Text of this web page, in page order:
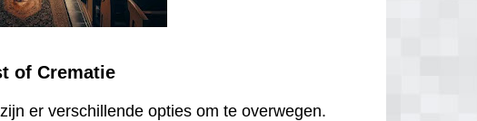
of Crematie
zijn er verschillende opties om te overwegen.